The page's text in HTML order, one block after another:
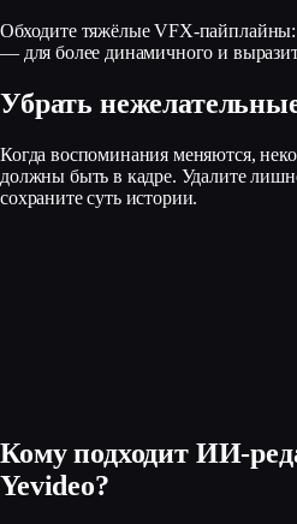
Обходите тяжёлые
— для более динамичного и
Убрать
Когда воспоминания меняются,
должны быть в кадре. Удалите
сохраните суть истории.
Кому подходит
Yevideo?